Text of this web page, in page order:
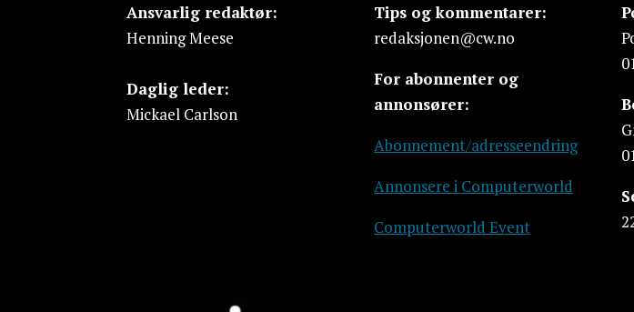
Ansvarlig redaktør:
Henning Meese
Daglig leder:
Mickael Carlson
Tips og kommentarer:
redaksjonen@cw.no
For abonnenter og
annonsører:
Abonnement/adresseendring
Annonsere i Computerworld
Computerworld Event